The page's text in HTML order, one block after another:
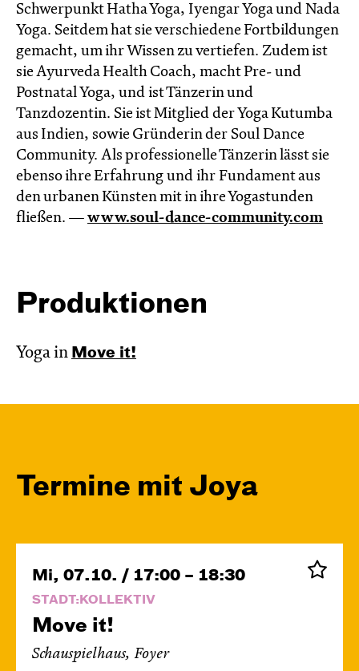
Schwerpunkt Hatha Yoga, Iyengar Yoga und Nada
Yoga. Seitdem hat sie verschiedene Fortbildungen
gemacht, um ihr Wissen zu vertiefen. Zudem ist
sie Ayurveda Health Coach, macht Pre- und
Postnatal Yoga, und ist Tänzerin und
Tanzdozentin. Sie ist Mitglied der Yoga Kutumba
aus Indien, sowie Gründerin der Soul Dance
Community. Als professionelle Tänzerin lässt sie
ebenso ihre Erfahrung und ihr Fundament aus
den urbanen Künsten mit in ihre Yogastunden
fließen. — www.soul-dance-community.com
Produktionen
Yoga in Move it!
Termine mit Joya
Mi, 07.10. / 17:00 – 18:30
STADT:KOLLEKTIV
Move it!
Schauspielhaus, Foyer